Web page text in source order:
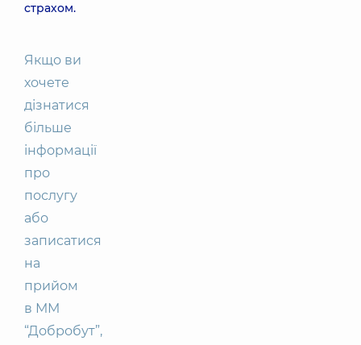
страхом.
Якщо ви
хочете
дізнатися
більше
інформації
про
послугу
або
записатися
на
прийом
в ММ
“Добробут”,